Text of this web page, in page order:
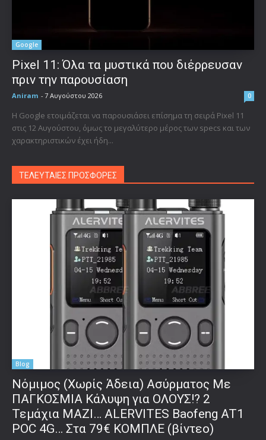
Google
Pixel 11: Όλα τα μυστικά που διέρρευσαν
πριν την παρουσίαση
Aniram - 7 Αυγούστου 2026 0
Η Google ετοιμάζεται να παρουσιάσει επίσημα τη σειρά Pixel 11
στις 12 Αυγούστου, όμως το μεγαλύτερο μέρος των specs και των
χαρακτηριστικών έχει ήδη...
ΤΕΛΕΥΤΑΙΕΣ ΠΡΟΣΦΟΡΕΣ
Blog
Νόμιμος (Χωρίς Άδεια) Ασύρματος Με
ΠΑΓΚΟΣΜΙΑ Κάλυψη για ΟΛΟΥΣ!? 2
Τεμάχια ΜΑΖΙ… ALERVITES Baofeng AT1
POC 4G… Στα 79€ ΚΟΜΠΛΕ (βίντεο)